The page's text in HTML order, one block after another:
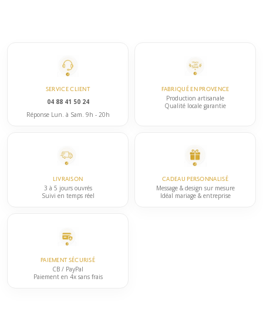
SERVICE CLIENT
04 88 41 50 24
Réponse Lun. à Sam. 9h - 20h
FABRIQUÉ EN PROVENCE
Production artisanale
Qualité locale garantie
LIVRAISON
3 à 5 jours ouvrés
Suivi en temps réel
CADEAU PERSONNALISÉ
Message & design sur mesure
Idéal mariage & entreprise
PAIEMENT SÉCURISÉ
CB / PayPal
Paiement en 4x sans frais